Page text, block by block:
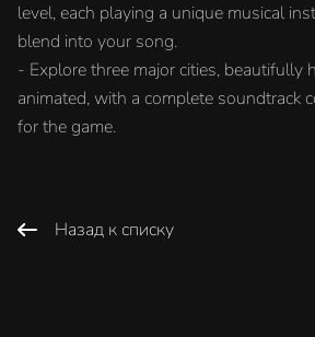
level, each playing a unique musical
blend into your song.
- Explore three major cities, beautifully
animated, with a complete soundtrack
for the game.
Назад к списку